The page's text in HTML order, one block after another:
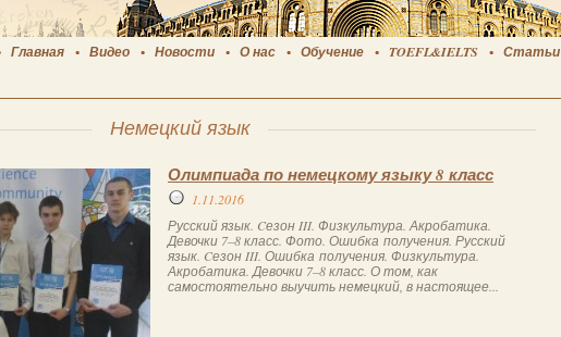
Главная Видео Новости О нас Обучение TOEFL&IELTS Статьи
Немецкий язык
Олимпиада по немецкому языку 8 класс
1.11.2016
Русский язык. Cезон III. Физкультура. Акробатика.
Девочки 7–8 класс. Фото. Ошибка получения. Русский
язык. Cезон III. Ошибка получения. Физкультура.
Акробатика. Девочки 7–8 класс. О том, как
самостоятельно выучить немецкий, в настоящее...